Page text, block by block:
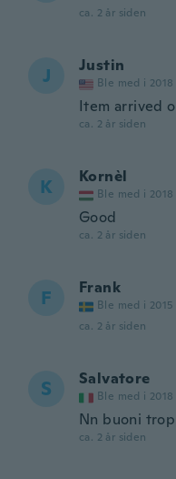
ca. 2 år siden
J Justin
Ble med i 2018
Item arrived
ca. 2 år siden
K Kornèl
Ble med i 2018
Good
ca. 2 år siden
F Frank
Ble med i 2015
ca. 2 år siden
S Salvatore
Ble med i 2018
Nn buoni
ca. 2 år siden